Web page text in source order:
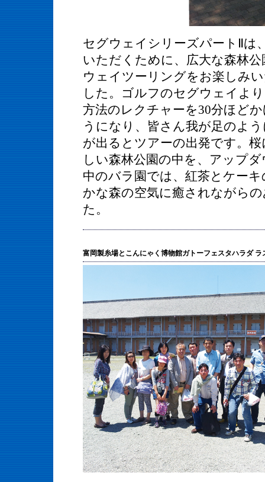
セグウェイシリーズパートⅡは
いただくために、広大な森林
ウェイツーリングをお楽しみ
した。 ゴルフのセグウェイよ
方法のレクチャーを30分ほど
うになり、皆さん我が足のよ
が出るとツアーの出発です。
しい森林公園の中を、アップ
中のバラ園では、紅茶とケー
かな森の空気に癒されながら
た。
富岡製糸場とこんにゃく博物館ガトーフェスタハラダ